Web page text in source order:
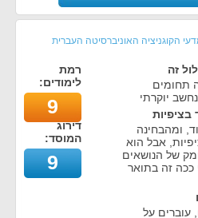
הקוגניציה האוניברסיטה העברית
זה
תחומים
יוקרתי
ומהבחינה
אבל הוא
של הנושאים
ככה זה בתואר
עוברים על
רמת
לימודים:
9
דירוג
המוסד:
9